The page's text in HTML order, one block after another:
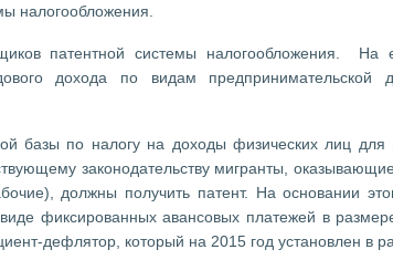
налогообложения.
патентной системы налогообложения. На
дохода по видам предпринимательской
базы по налогу на доходы физических лиц для
законодательству мигранты,
должны получить патент. На основании
фиксированных авансовых платежей в
дефлятор, который на 2015 год установлен в